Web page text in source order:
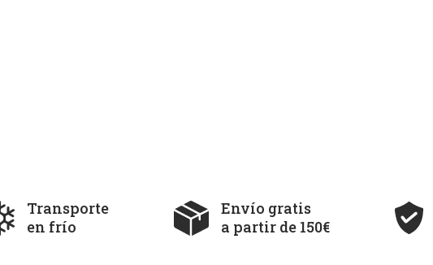
Transporte
en frío
Envío gratis
a partir de 150€